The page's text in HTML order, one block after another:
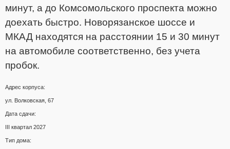
минут, а до Комсомольского проспекта можно
доехать быстро. Новорязанское шоссе и
МКАД находятся на расстоянии 15 и 30 минут
на автомобиле соответственно, без учета
пробок.
Адрес корпуса:
ул. Волковская, 67
Дата сдачи:
III квартал 2027
Тип дома: